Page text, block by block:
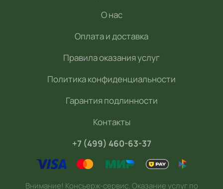
О нас
Оплата и доставка
Правила оказания услуг
Политика конфиденциальности
Гарантия подлинности
Контакты
+7 (499) 460-63-37
Внимание! Консьерж-сервис. Оказание услуг по